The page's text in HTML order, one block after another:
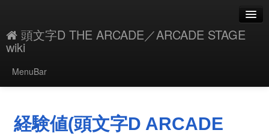
頭文字D THE ARCADE／ARCADE STAGE
wiki
MenuBar
添付
経験値(頭文字D ARCADE